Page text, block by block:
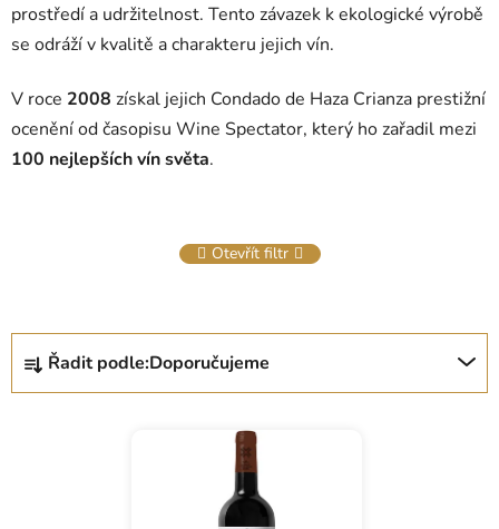
prostředí a udržitelnost. Tento závazek k ekologické výrobě
se odráží v kvalitě a charakteru jejich vín.
V roce 2008 získal jejich Condado de Haza Crianza prestižní
ocenění od časopisu Wine Spectator, který ho zařadil mezi
100 nejlepších vín světa.
Otevřít filtr
Ř
a
z
Řadit podle:Doporučujeme